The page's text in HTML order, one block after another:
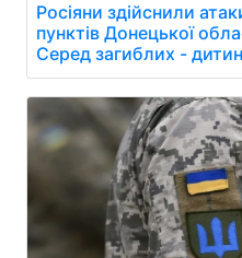
Росіяни здійснили
пунктів Донецької
Серед загиблих -